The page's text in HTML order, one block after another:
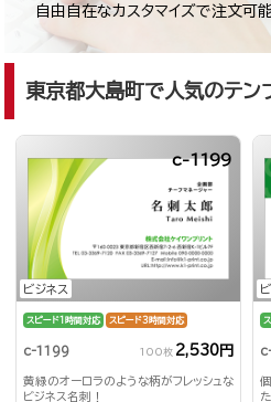
自由自在なカスタマイズで注文可能
東京都大島町で人気のテン
ビジネス
c-1199
スピード1時間対応 スピード3時間対応
c-1199 100枚 2,530円
黄緑のオーロラのような柄がフレッシュな
ビジネス名刺！